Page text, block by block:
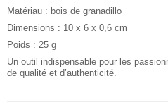
Matériau : bois de granadillo
Dimensions : 10 x 6 x 0,6 cm
Poids : 25 g
Un outil indispensable pour les
de qualité et d’authenticité.